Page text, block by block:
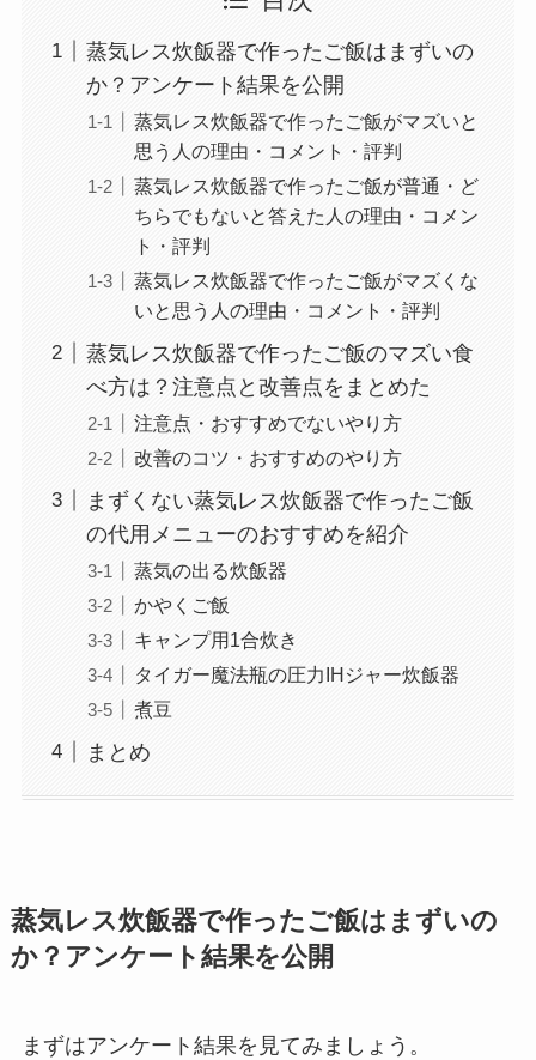
蒸気レス炊飯器で作ったご飯はまずいの
か？アンケート結果を公開
蒸気レス炊飯器で作ったご飯がマズいと
思う人の理由・コメント・評判
蒸気レス炊飯器で作ったご飯が普通・ど
ちらでもないと答えた人の理由・コメン
ト・評判
蒸気レス炊飯器で作ったご飯がマズくな
いと思う人の理由・コメント・評判
蒸気レス炊飯器で作ったご飯のマズい食
べ方は？注意点と改善点をまとめた
注意点・おすすめでないやり方
改善のコツ・おすすめのやり方
まずくない蒸気レス炊飯器で作ったご飯
の代用メニューのおすすめを紹介
蒸気の出る炊飯器
かやくご飯
キャンプ用1合炊き
タイガー魔法瓶の圧力IHジャー炊飯器
煮豆
まとめ
蒸気レス炊飯器で作ったご飯はまずいの
か？アンケート結果を公開
まずはアンケート結果を見てみましょう。